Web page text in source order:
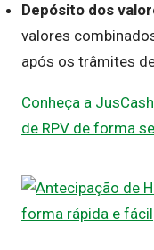
Depósito dos
valores
após os trâmites
Conheça a
de RPV de forma